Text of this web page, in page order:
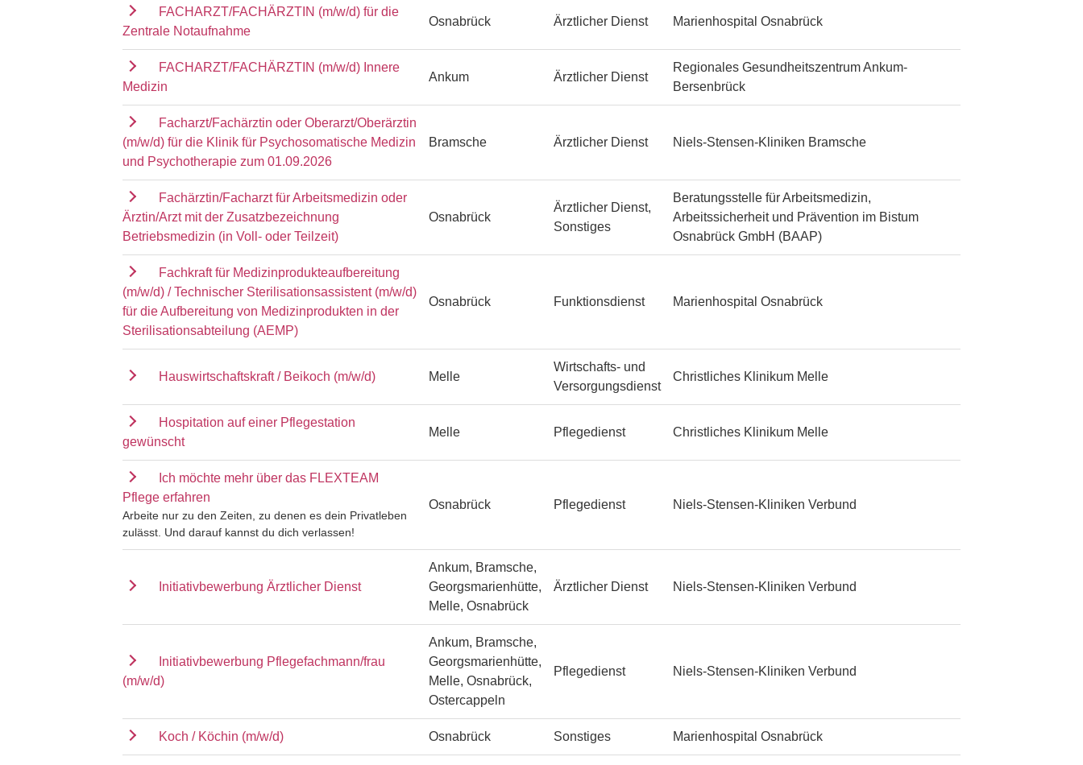
FACHARZT/FACHÄRZTIN (m/w/d) für die
Zentrale Notaufnahme
Osnabrück Ärztlicher Dienst Marienhospital Osnabrück
FACHARZT/FACHÄRZTIN (m/w/d) Innere
Medizin
Ankum Ärztlicher Dienst
Regionales Gesundheitszentrum Ankum-
Bersenbrück
Facharzt/Fachärztin oder Oberarzt/Oberärztin
(m/w/d) für die Klinik für Psychosomatische Medizin
und Psychotherapie zum 01.09.2026
Bramsche Ärztlicher Dienst Niels-Stensen-Kliniken Bramsche
Fachärztin/Facharzt für Arbeitsmedizin oder
Ärztin/Arzt mit der Zusatzbezeichnung
Betriebsmedizin (in Voll- oder Teilzeit)
Osnabrück
Ärztlicher Dienst,
Sonstiges
Beratungsstelle für Arbeitsmedizin,
Arbeitssicherheit und Prävention im Bistum
Osnabrück GmbH (BAAP)
Fachkraft für Medizinprodukteaufbereitung
(m/w/d) / Technischer Sterilisationsassistent (m/w/d)
für die Aufbereitung von Medizinprodukten in der
Sterilisationsabteilung (AEMP)
Osnabrück Funktionsdienst Marienhospital Osnabrück
Hauswirtschaftskraft / Beikoch (m/w/d) Melle
Wirtschafts- und
Versorgungsdienst
Christliches Klinikum Melle
Hospitation auf einer Pflegestation
gewünscht
Melle Pflegedienst Christliches Klinikum Melle
Ich möchte mehr über das FLEXTEAM
Pflege erfahren
Arbeite nur zu den Zeiten, zu denen es dein Privatleben
zulässt. Und darauf kannst du dich verlassen!
Osnabrück Pflegedienst Niels-Stensen-Kliniken Verbund
Initiativbewerbung Ärztlicher Dienst
Ankum, Bramsche,
Georgsmarienhütte,
Melle, Osnabrück
Ärztlicher Dienst Niels-Stensen-Kliniken Verbund
Initiativbewerbung Pflegefachmann/frau
(m/w/d)
Ankum, Bramsche,
Georgsmarienhütte,
Melle, Osnabrück,
Ostercappeln
Pflegedienst Niels-Stensen-Kliniken Verbund
Koch / Köchin (m/w/d) Osnabrück Sonstiges Marienhospital Osnabrück